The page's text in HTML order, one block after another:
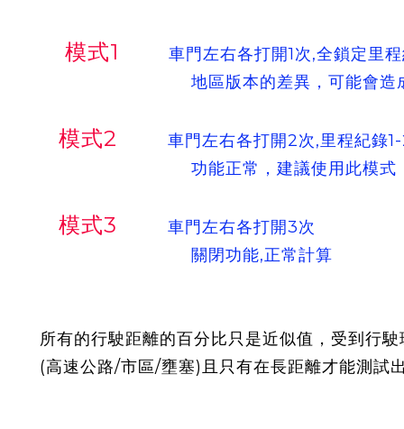
模式1
車門左右各打開1次,全鎖定里程
地區版本的差異，可能會造成
模式2
車門左右各打開2次,里程紀錄
功能正常，建議使用此模式
模式3
車門左右各打開3次
關閉功能,正常計算
所有的行駛距離的百分比只是近似值，受到行
(高速公路/市區/壅塞)且只有在長距離才能測試